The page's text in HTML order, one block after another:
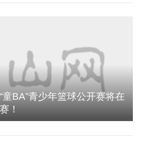
童BA”青少年篮球公开赛将在
！